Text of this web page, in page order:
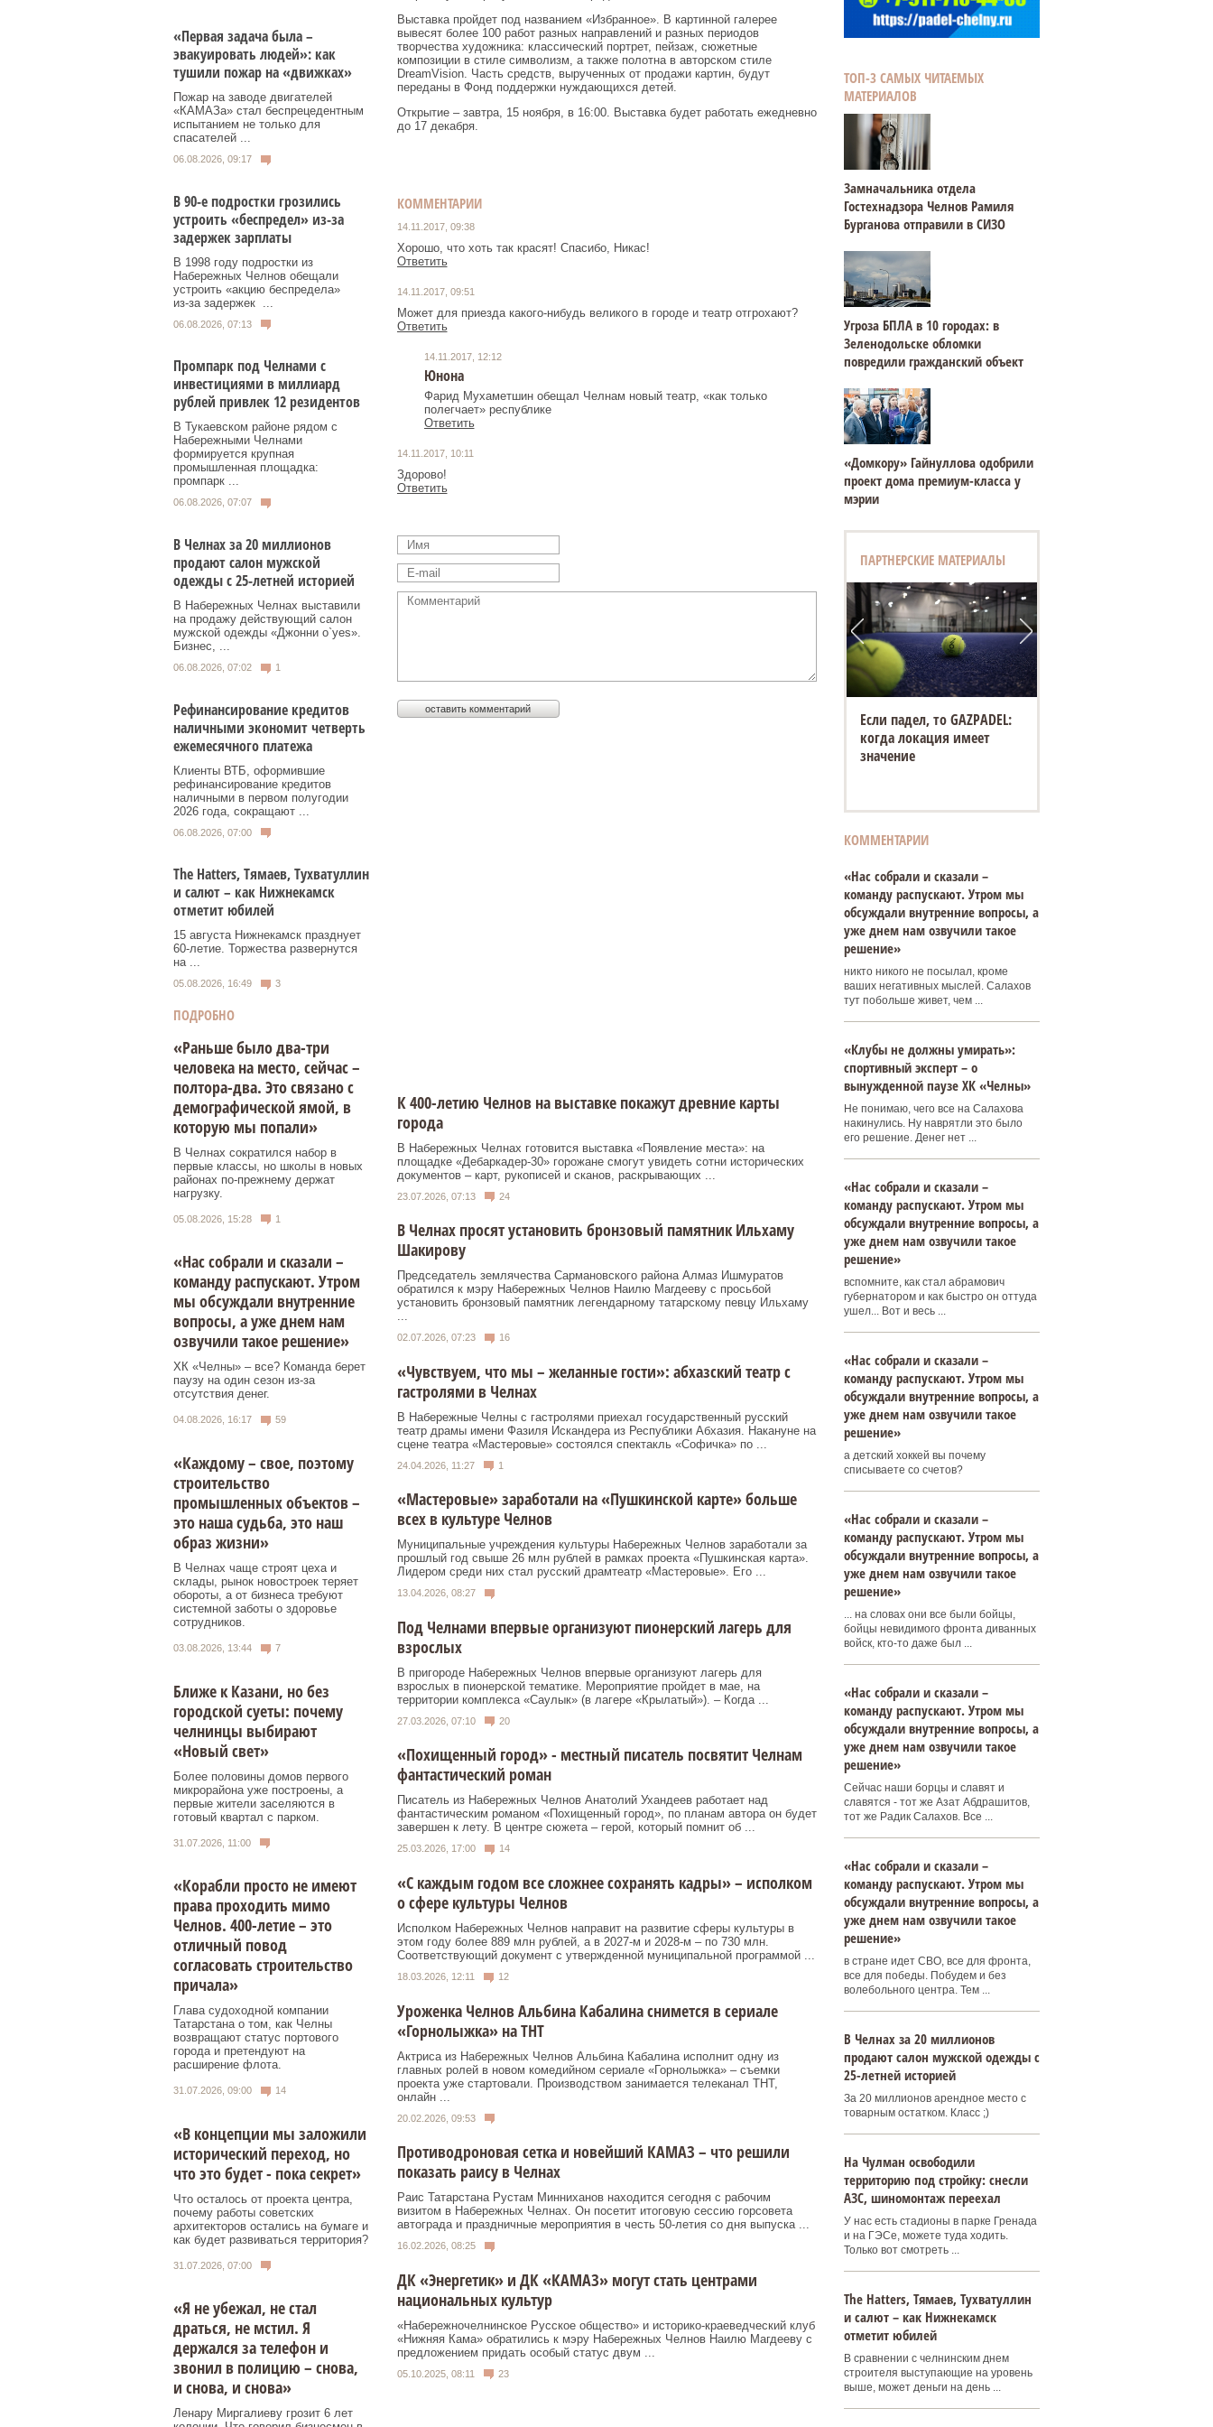
«Первая задача была –
эвакуировать людей»: как
тушили пожар на «движках»
Пожар на заводе двигателей
«КАМАЗа» стал беспрецедентным
испытанием не только для
спасателей ...
06.08.2026, 09:17
В 90-е подростки грозились
устроить «беспредел» из-за
задержек зарплаты
В 1998 году подростки из
Набережных Челнов обещали
устроить «акцию беспредела»
из‑за задержек ...
06.08.2026, 07:13
Промпарк под Челнами с
инвестициями в миллиард
рублей привлек 12 резидентов
В Тукаевском районе рядом с
Набережными Челнами
формируется крупная
промышленная площадка:
промпарк ...
06.08.2026, 07:07
В Челнах за 20 миллионов
продают салон мужской
одежды с 25-летней историей
В Набережных Челнах выставили
на продажу действующий салон
мужской одежды «Джонни о`yes».
Бизнес, ...
06.08.2026, 07:02 1
Рефинансирование кредитов
наличными экономит четверть
ежемесячного платежа
Клиенты ВТБ, оформившие
рефинансирование кредитов
наличными в первом полугодии
2026 года, сокращают ...
06.08.2026, 07:00
Тhe Нatters, Тямаев, Тухватуллин
и салют – как Нижнекамск
отметит юбилей
15 августа Нижнекамск празднует
60‑летие. Торжества развернутся
на ...
05.08.2026, 16:49 3
ПОДРОБНО
«Раньше было два-три
человека на место, сейчас –
полтора-два. Это связано с
демографической ямой, в
которую мы попали»
В Челнах сократился набор в
первые классы, но школы в новых
районах по-прежнему держат
нагрузку.
05.08.2026, 15:28 1
«Нас собрали и сказали –
команду распускают. Утром
мы обсуждали внутренние
вопросы, а уже днем нам
озвучили такое решение»
ХК «Челны» – все? Команда берет
паузу на один сезон из-за
отсутствия денег.
04.08.2026, 16:17 59
«Каждому – свое, поэтому
строительство
промышленных объектов –
это наша судьба, это наш
образ жизни»
В Челнах чаще строят цеха и
склады, рынок новостроек теряет
обороты, а от бизнеса требуют
системной заботы о здоровье
сотрудников.
03.08.2026, 13:44 7
Ближе к Казани, но без
городской суеты: почему
челнинцы выбирают
«Новый свет»
Более половины домов первого
микрорайона уже построены, а
первые жители заселяются в
готовый квартал с парком.
31.07.2026, 11:00
«Корабли просто не имеют
права проходить мимо
Челнов. 400-летие – это
отличный повод
согласовать строительство
причала»
Глава судоходной компании
Татарстана о том, как Челны
возвращают статус портового
города и претендуют на
расширение флота.
31.07.2026, 09:00 14
«В концепции мы заложили
исторический переход, но
что это будет - пока секрет»
Что осталось от проекта центра,
почему работы советских
архитекторов остались на бумаге и
как будет развиваться территория?
31.07.2026, 07:00
«Я не убежал, не стал
драться, не мстил. Я
держался за телефон и
звонил в полицию – снова,
и снова, и снова»
Ленару Миргалиеву грозит 6 лет
Выставка пройдет под названием «Избранное». В картинной галерее
вывесят более 100 работ разных направлений и разных периодов
творчества художника: классический портрет, пейзаж, сюжетные
композиции в стиле символизм, а также полотна в авторском стиле
DreamVision. Часть средств, вырученных от продажи картин, будут
переданы в Фонд поддержки нуждающихся детей.
Открытие – завтра, 15 ноября, в 16:00. Выставка будет работать ежедневно
до 17 декабря.
КОММЕНТАРИИ
14.11.2017, 09:38
Хорошо, что хоть так красят! Спасибо, Никас!
Ответить
14.11.2017, 09:51
Может для приезда какого-нибудь великого в городе и театр отгрохают?
Ответить
14.11.2017, 12:12
Юнона
Фарид Мухаметшин обещал Челнам новый театр, «как только
полегчает» республике
Ответить
14.11.2017, 10:11
Здорово!
Ответить
К 400-летию Челнов на выставке покажут древние карты
города
В Набережных Челнах готовится выставка «Появление места»: на
площадке «Дебаркадер‑30» горожане смогут увидеть сотни исторических
документов – карт, рукописей и сканов, раскрывающих ...
23.07.2026, 07:13 24
В Челнах просят установить бронзовый памятник Ильхаму
Шакирову
Председатель землячества Сармановского района Алмаз Ишмуратов
обратился к мэру Набережных Челнов Наилю Магдееву с просьбой
установить бронзовый памятник легендарному татарскому певцу Ильхаму
...
02.07.2026, 07:23 16
«Чувствуем, что мы – желанные гости»: абхазский театр с
гастролями в Челнах
В Набережные Челны с гастролями приехал государственный русский
театр драмы имени Фазиля Искандера из Республики Абхазия. Накануне на
сцене театра «Мастеровые» состоялся спектакль «Софичка» по ...
24.04.2026, 11:27 1
«Мастеровые» заработали на «Пушкинской карте» больше
всех в культуре Челнов
Муниципальные учреждения культуры Набережных Челнов заработали за
прошлый год свыше 26 млн рублей в рамках проекта «Пушкинская карта».
Лидером среди них стал русский драмтеатр «Мастеровые». Его ...
13.04.2026, 08:27
Под Челнами впервые организуют пионерский лагерь для
взрослых
В пригороде Набережных Челнов впервые организуют лагерь для
взрослых в пионерской тематике. Мероприятие пройдет в мае, на
территории комплекса «Саулык» (в лагере «Крылатый»). – Когда ...
27.03.2026, 07:10 20
«Похищенный город» - местный писатель посвятит Челнам
фантастический роман
Писатель из Набережных Челнов Анатолий Ухандеев работает над
фантастическим романом «Похищенный город», по планам автора он будет
завершен к лету. В центре сюжета – герой, который помнит об ...
25.03.2026, 17:00 14
«С каждым годом все сложнее сохранять кадры» – исполком
о сфере культуры Челнов
Исполком Набережных Челнов направит на развитие сферы культуры в
этом году более 889 млн рублей, а в 2027-м и 2028-м – по 730 млн.
Соответствующий документ с утвержденной муниципальной программой ...
18.03.2026, 12:11 12
Уроженка Челнов Альбина Кабалина снимется в сериале
«Горнолыжка» на ТНТ
Актриса из Набережных Челнов Альбина Кабалина исполнит одну из
главных ролей в новом комедийном сериале «Горнолыжка» – съемки
проекта уже стартовали. Производством занимается телеканал ТНТ,
онлайн ...
20.02.2026, 09:53
Противодроновая сетка и новейший КАМАЗ – что решили
показать раису в Челнах
Раис Татарстана Рустам Минниханов находится сегодня с рабочим
визитом в Набережных Челнах. Он посетит итоговую сессию горсовета
автограда и праздничные мероприятия в честь 50-летия со дня выпуска ...
16.02.2026, 08:25
ДК «Энергетик» и ДК «КАМАЗ» могут стать центрами
национальных культур
«Набережночелнинское Русское общество» и историко-краеведческий клуб
«Нижняя Кама» обратились к мэру Набережных Челнов Наилю Магдееву с
предложением придать особый статус двум ...
05.10.2025, 08:11 23
ТОП-3 САМЫХ ЧИТАЕМЫХ
МАТЕРИАЛОВ
Замначальника отдела
Гостехнадзора Челнов Рамиля
Бурганова отправили в СИЗО
Угроза БПЛА в 10 городах: в
Зеленодольске обломки
повредили гражданский объект
«Домкору» Гайнуллова одобрили
проект дома премиум-класса у
мэрии
ПАРТНЕРСКИЕ МАТЕРИАЛЫ
Если падел, то GAZPADEL:
когда локация имеет
значение
КОММЕНТАРИИ
«Нас собрали и сказали –
команду распускают. Утром мы
обсуждали внутренние вопросы, а
уже днем нам озвучили такое
решение»
никто никого не посылал, кроме
ваших негативных мыслей. Салахов
тут побольше живет, чем ...
«Клубы не должны умирать»:
спортивный эксперт – о
вынужденной паузе ХК «Челны»
Не понимаю, чего все на Салахова
накинулись. Ну наврятли это было
его решение. Денег нет ...
«Нас собрали и сказали –
команду распускают. Утром мы
обсуждали внутренние вопросы, а
уже днем нам озвучили такое
решение»
вспомните, как стал абрамович
губернатором и как быстро он оттуда
ушел... Вот и весь ...
«Нас собрали и сказали –
команду распускают. Утром мы
обсуждали внутренние вопросы, а
уже днем нам озвучили такое
решение»
а детский хоккей вы почему
списываете со счетов?
«Нас собрали и сказали –
команду распускают. Утром мы
обсуждали внутренние вопросы, а
уже днем нам озвучили такое
решение»
... на словах они все были бойцы,
бойцы невидимого фронта диванных
войск, кто-то даже был ...
«Нас собрали и сказали –
команду распускают. Утром мы
обсуждали внутренние вопросы, а
уже днем нам озвучили такое
решение»
Сейчас наши борцы и славят и
славятся - тот же Азат Абдрашитов,
тот же Радик Салахов. Все ...
«Нас собрали и сказали –
команду распускают. Утром мы
обсуждали внутренние вопросы, а
уже днем нам озвучили такое
решение»
в стране идет СВО, все для фронта,
все для победы. Побудем и без
волебольного центра. Тем ...
В Челнах за 20 миллионов
продают салон мужской одежды с
25-летней историей
За 20 миллионов арендное место с
товарным остатком. Класс ;)
На Чулман освободили
территорию под стройку: снесли
АЗС, шиномонтаж переехал
У нас есть стадионы в парке Гренада
и на ГЭСе, можете туда ходить.
Только вот смотреть ...
Тhe Нatters, Тямаев, Тухватуллин
и салют – как Нижнекамск
отметит юбилей
В сравнении с челнинским днем
строителя выступающие на уровень
выше, может деньги на день ...